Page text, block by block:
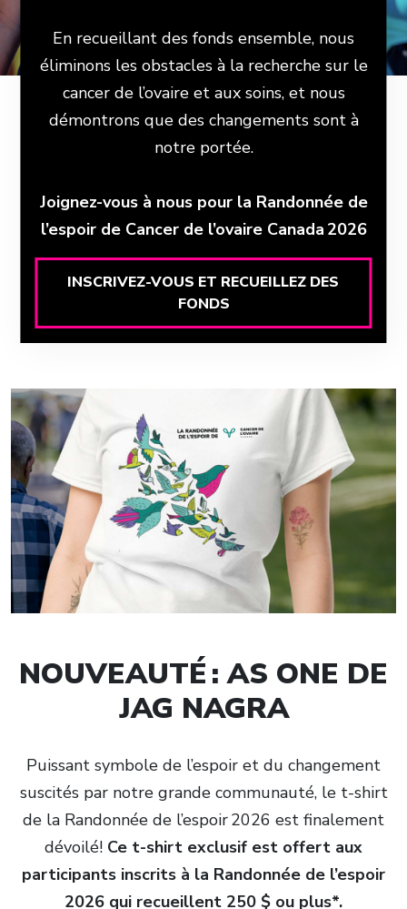
En recueillant des fonds ensemble, nous
éliminons les obstacles à la recherche sur le
cancer de l’ovaire et aux soins, et nous
démontrons que des changements sont à
notre portée.
Joignez-vous à nous pour la Randonnée de
l’espoir de Cancer de l’ovaire Canada 2026
INSCRIVEZ-VOUS ET RECUEILLEZ DES
FONDS
NOUVEAUTÉ : AS ONE DE
JAG NAGRA
Puissant symbole de l’espoir et du changement
suscités par notre grande communauté, le t-shirt
de la Randonnée de l’espoir 2026 est finalement
dévoilé! Ce t-shirt exclusif est offert aux
participants inscrits à la Randonnée de l’espoir
2026 qui recueillent 250 $ ou plus*.